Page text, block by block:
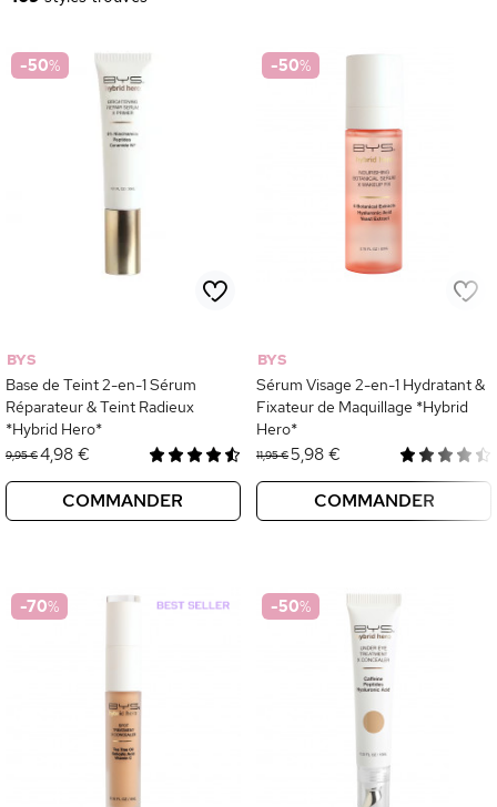
-50%
BYS
Base de Teint 2-en-1 Sérum
Réparateur & Teint Radieux
*Hybrid Hero*
9,95 €4,98 €
COMMANDER
-50%
BYS
Sérum Visage 2-en-1 Hydratant &
Fixateur de Maquillage *Hybrid
Hero*
11,95 €5,98 €
COMMANDER
-70% -50%